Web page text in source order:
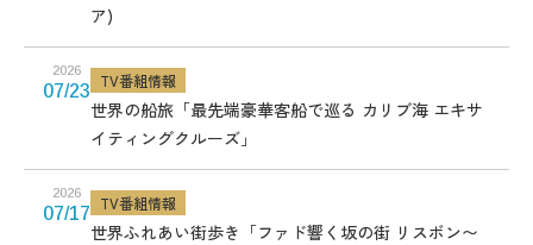
ア)
2026
07/23
TV番組情報
世界の船旅「最先端豪華客船で巡る カリブ海 エキサ
イティングクルーズ」
2026
07/17
TV番組情報
世界ふれあい街歩き「ファド響く坂の街 リスボン〜